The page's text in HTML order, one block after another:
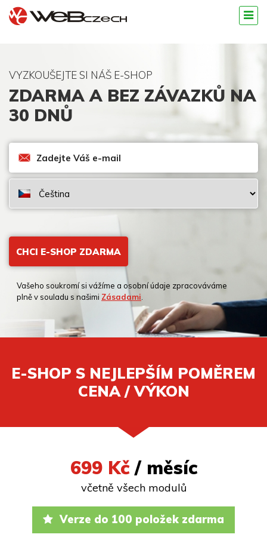
VYZKOUŠEJTE SI NÁŠ E-SHOP
ZDARMA A BEZ ZÁVAZKŮ NA
30 DNŮ
Vašeho soukromí si vážíme a osobní údaje zpracováváme
plně v souladu s našimi Zásadami
E-SHOP S NEJLEPŠÍM POMĚREM
CENA / VÝKON
699 Kč/ měsíc
včetně všech modulů
Verze do 100 položek zdarma